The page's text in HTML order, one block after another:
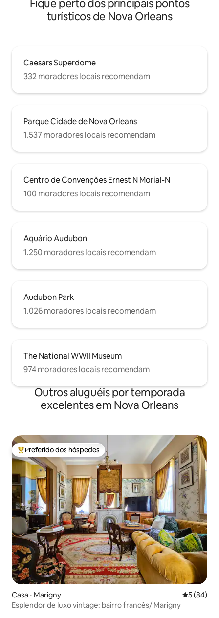
distância.Fique perto dos principais pontos
turísticos de Nova Orleans
Caesars Superdome
332 moradores locais recomendam
Parque Cidade de Nova Orleans
1.537 moradores locais recomendam
Centro de Convenções Ernest N Morial-N
100 moradores locais recomendam
Aquário Audubon
1.250 moradores locais recomendam
Audubon Park
1.026 moradores locais recomendam
The National WWII Museum
974 moradores locais recomendam
Outros aluguéis por temporada
excelentes em Nova Orleans
Entre os melhores preferidos dos hóspedes
Preferido dos hóspedes
Casa ⋅ Marigny 5 de uma
5 (84)
Esplendor de luxo vintage: bairro francês/ Marigny